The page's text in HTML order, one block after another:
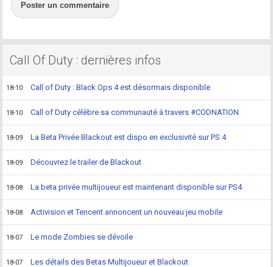
Poster un commentaire
Call Of Duty : dernières infos
18-10 Call of Duty : Black Ops 4 est désormais disponible
18-10 Call of Duty célèbre sa communauté à travers #CODNATION
18-09 La Beta Privée Blackout est dispo en exclusivité sur PS 4
18-09 Découvrez le trailer de Blackout
18-08 La beta privée multijoueur est maintenant disponible sur PS4
18-08 Activision et Tencent annoncent un nouveau jeu mobile
18-07 Le mode Zombies se dévoile
18-07 Les détails des Betas Multijoueur et Blackout